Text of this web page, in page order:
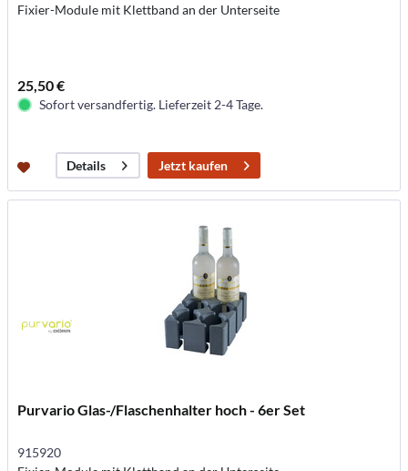
Fixier-Module mit Klettband an der Unterseite
25,50 €
Sofort versandfertig. Lieferzeit 2-4 Tage.
Details Jetzt kaufen
Purvario Glas-/Flaschenhalter hoch - 6er Set
915920